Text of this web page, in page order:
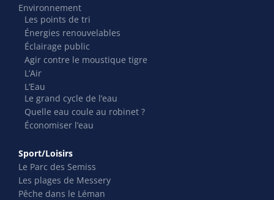
Environnement
Les points de tri
Énergies renouvelables
Éclairage public
Agir contre le moustique tigre
L’Air
L’Eau
Le grand cycle de l’eau
Quelle eau coule au robinet ?
Économiser l’eau
Sport/Loisirs
Le Parc des Semiss
Les plages de Messery
Pêche dans le Léman